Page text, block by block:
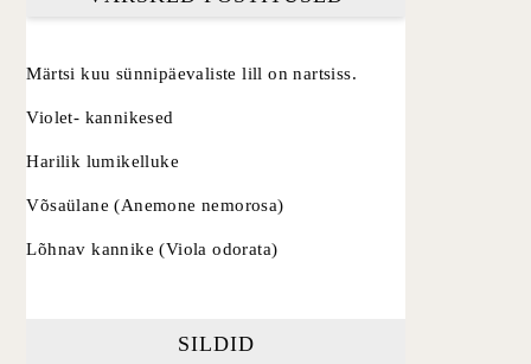
Märtsi kuu sünnipäevaliste lill on nartsiss.
Violet- kannikesed
Harilik lumikelluke
Võsaülane (Anemone nemorosa)
Lõhnav kannike (Viola odorata)
SILDID